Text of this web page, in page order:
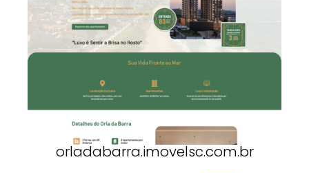
orladabarra.imovelsc.com.br